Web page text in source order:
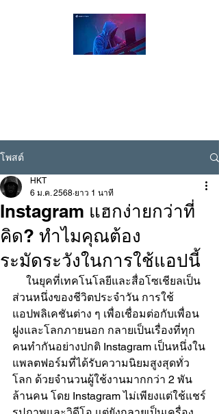
โพสต์
Instagram แฮกง่ายกว่าที่
คิด? ทำไมคุณต้อง
ระมัดระวังในการใช้แอปนี้
HKT
6 ม.ค. 2568 ยาว 1 นาที
ส่วนหนึ่งของชีวิตประจำวัน การใช้
แอปพลิเคชันต่าง ๆ เพื่อเชื่อมต่อกับเพื่อน
ฝูงและโลกภายนอก กลายเป็นเรื่องที่ทุก
คนทำกันอย่างปกติ Instagram เป็นหนึ่งใน
แพลตฟอร์มที่ได้รับความนิยมสูงสุดทั่ว
โลก ด้วยจำนวนผู้ใช้งานมากกว่า 2 พัน
ล้านคน โดย Instagram ไม่เพียงแต่ใช้แชร์